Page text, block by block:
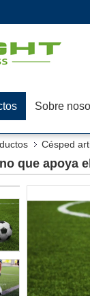
Sobre
Césped
que apoya